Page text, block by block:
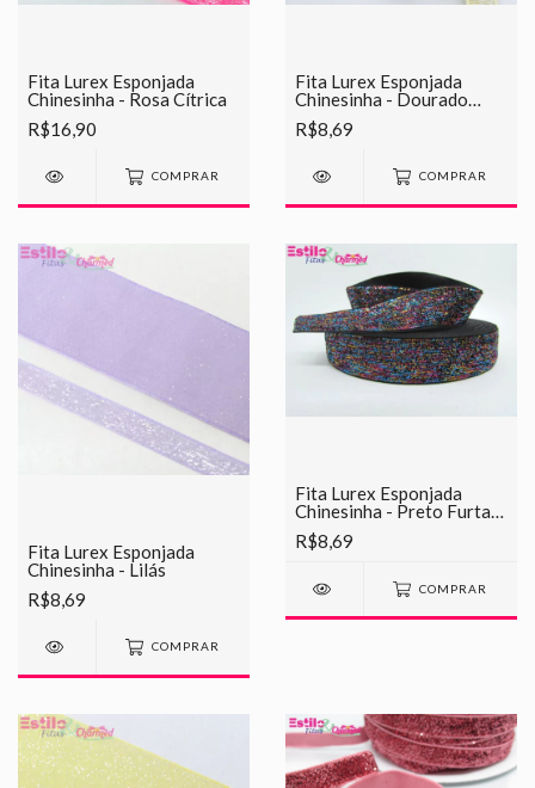
Fita Lurex Esponjada
Chinesinha - Rosa Cítrica
R$16,90
COMPRAR
Fita Lurex Esponjada
Chinesinha - Dourado
Mesclado
R$8,69
COMPRAR
Fita Lurex Esponjada
Chinesinha - Lilás
R$8,69
COMPRAR
Fita Lurex Esponjada
Chinesinha - Preto Furta-
cor
R$8,69
COMPRAR